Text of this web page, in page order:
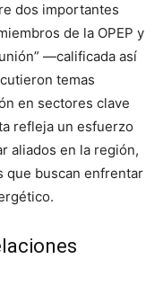
dos importantes
de la OPEP y
—calificada así
temas
en sectores clave
refleja un esfuerzo
aliados en la región,
que buscan enfrentar